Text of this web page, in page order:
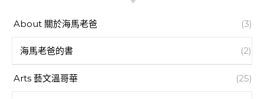
About 關於海馬老爸 (3)
海馬老爸的書 (2)
Arts 藝文溫哥華 (25)